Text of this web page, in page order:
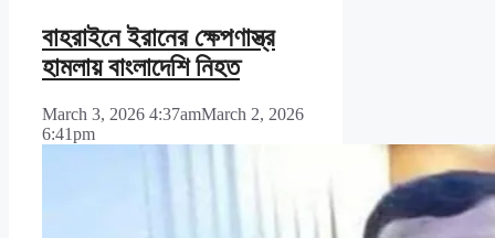
বাহরাইনে ইরানের ক্ষেপণাস্ত্র
হামলায় বাংলাদেশি নিহত
March 3, 2026 4:37amMarch 2, 2026
6:41pm